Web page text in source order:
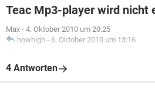
Teac Mp3-player wird nicht
Max - 4. Oktober 2010 um 20:25
howhigh - 6. Oktober 2010 um 13:16
4 Antworten